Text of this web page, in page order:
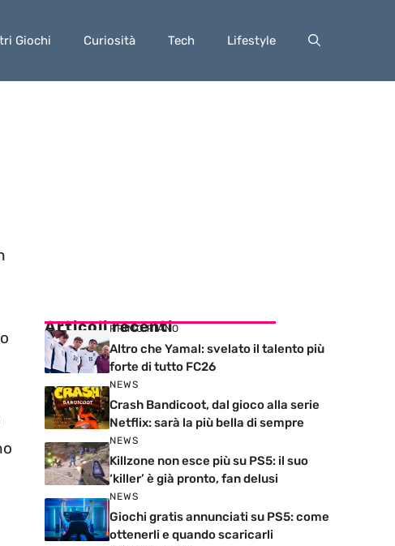
Giochi Curiosità Tech Lifestyle
Articoli recenti
PRIMO PIANO
Altro che Yamal: svelato il talento più
forte di tutto FC26
NEWS
Crash Bandicoot, dal gioco alla serie
Netflix: sarà la più bella di sempre
NEWS
Killzone non esce più su PS5: il suo
‘killer’ è già pronto, fan delusi
NEWS
Giochi gratis annunciati su PS5: come
ottenerli e quando scaricarli